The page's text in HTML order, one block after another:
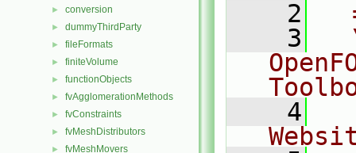
► conversion
► dummyThirdParty
► fileFormats
► finiteVolume
► functionObjects
► fvAgglomerationMethods
► fvConstraints
► fvMeshDistributors
► fvMeshMovers
    2
    3
    4